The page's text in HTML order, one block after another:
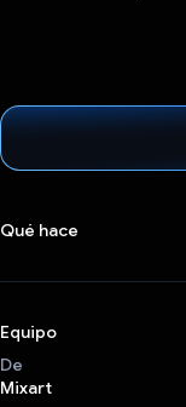
Qué hace
Equipo
De
Mixart